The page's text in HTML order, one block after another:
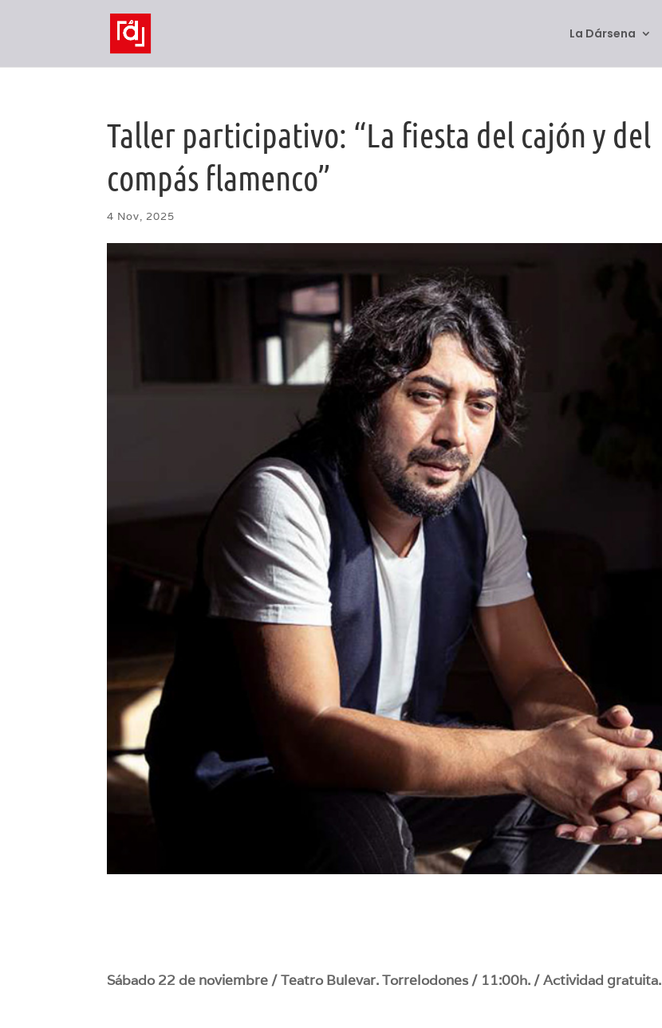
La Dársena
Taller participativo: “La fiesta del cajón y del
compás flamenco”
4 Nov, 2025
Sábado 22 de noviembre / Teatro Bulevar. Torrelodones / 11:00h. / Actividad gratuita.